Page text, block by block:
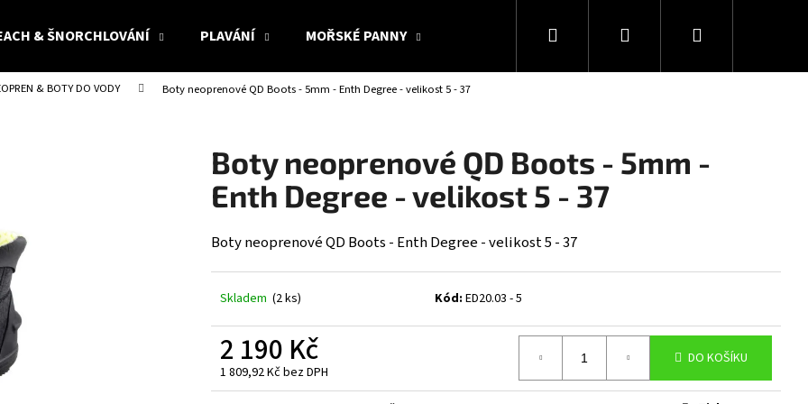
& ŠNORCHLOVÁNÍ PLAVÁNÍ MOŘSKÉ PANNY KOLEKCE SNAKESUB & DES DÁRKOVÉ
Hledat PřihlášeníNákupní
& BOTY DO VODY Boty neoprenové QD Boots - 5mm - Enth Degree - velikost 5 - 37
Boty neoprenové QD Boots - 5mm -
Enth Degree - velikost 5 - 37
Boty neoprenové QD Boots - Enth Degree - velikost 5 - 37
Skladem (2 ks) Kód: ED20.03 - 5
2 190 Kč
1 809,92 Kč bez DPH
Měrná
DO KOŠÍKU
Co potřebujete najít?
HLEDAT